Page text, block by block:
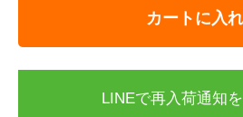
カートに入
LINEで再入荷通知